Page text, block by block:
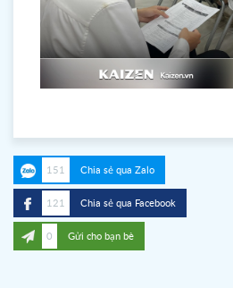
151 Chia sẻ qua Zalo
121 Chia sẻ qua Facebook
0 Gửi cho bạn bè